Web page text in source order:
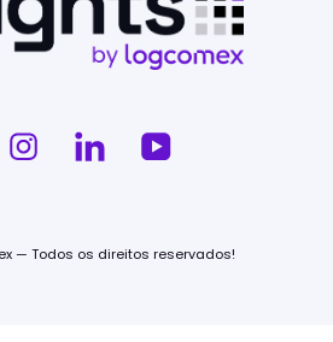
— Todos os direitos reservados!